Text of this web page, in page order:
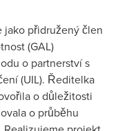
jako přidružený člen
(GAL)
o partnerství s
(UIL). Ředitelka
o důležitosti
o průběhu